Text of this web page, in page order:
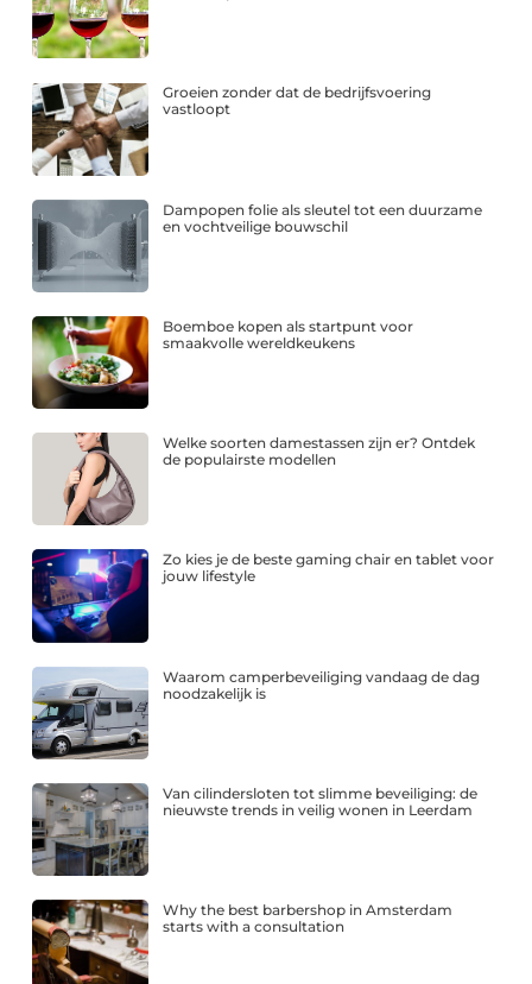
Groeien zonder dat de bedrijfsvoering
vastloopt
Dampopen folie als sleutel tot een duurzame
en vochtveilige bouwschil
Boemboe kopen als startpunt voor
smaakvolle wereldkeukens
Welke soorten damestassen zijn er? Ontdek
de populairste modellen
Zo kies je de beste gaming chair en tablet voor
jouw lifestyle
Waarom camperbeveiliging vandaag de dag
noodzakelijk is
Van cilindersloten tot slimme beveiliging: de
nieuwste trends in veilig wonen in Leerdam
Why the best barbershop in Amsterdam
starts with a consultation